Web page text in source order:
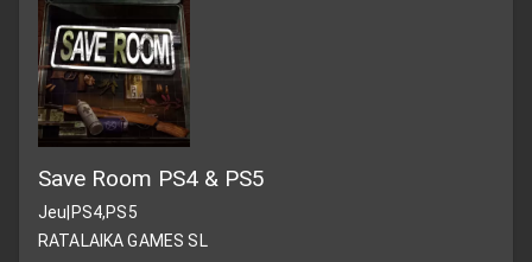
Save Room PS4 & PS5
Jeu|PS4,PS5
RATALAIKA GAMES SL